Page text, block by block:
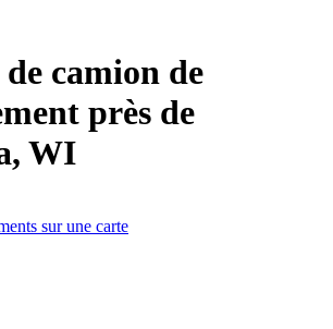
camion de
près de
WI
sur une carte